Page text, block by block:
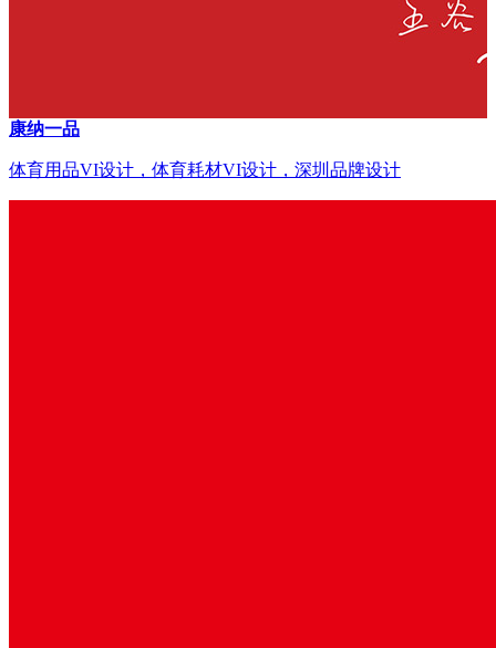
康纳一品
体育用品VI设计，体育耗材VI设计，深圳品牌设计